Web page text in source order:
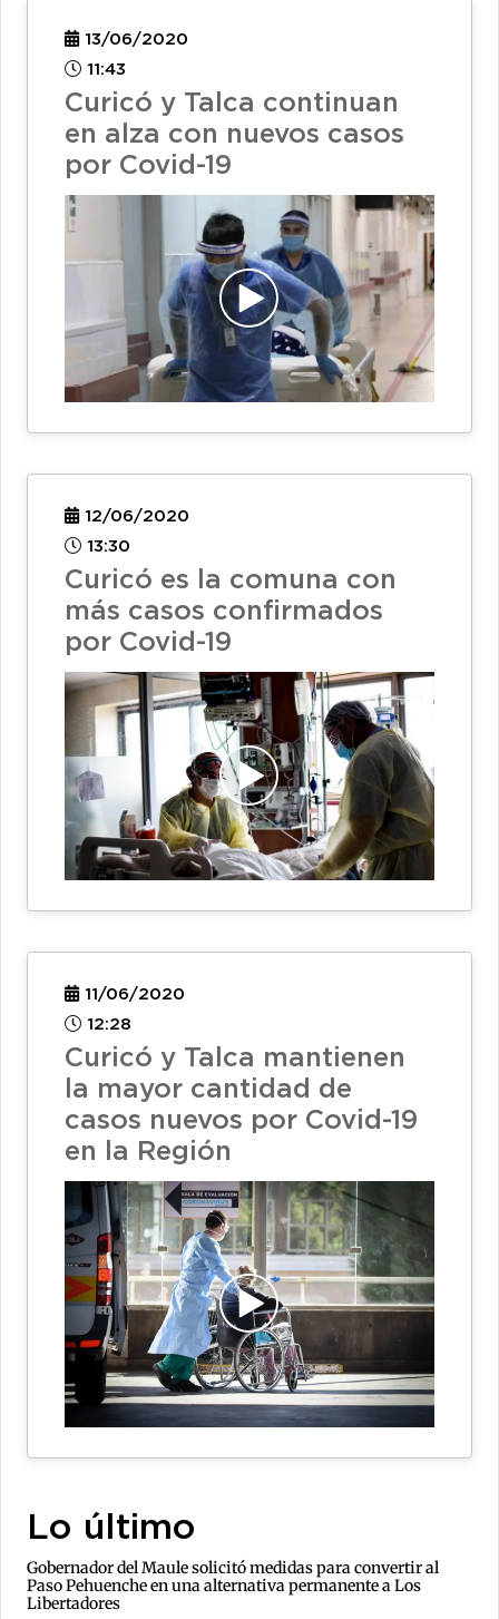
13/06/2020
11:43
Curicó y Talca continuan
en alza con nuevos casos
por Covid-19
12/06/2020
13:30
Curicó es la comuna con
más casos confirmados
por Covid-19
11/06/2020
12:28
Curicó y Talca mantienen
la mayor cantidad de
casos nuevos por Covid-19
en la Región
Lo último
Gobernador del Maule solicitó medidas para convertir al
Paso Pehuenche en una alternativa permanente a Los
Libertadores